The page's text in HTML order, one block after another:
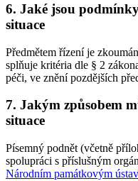
6. Jaké jsou
situace
Předmětem řízení je
splňuje kritéria dle § 2
péči, ve znění pozdějších
7. Jakým způsobem
situace
Písemný podnět (včetně
spolupráci s příslušným
Národním památkovým